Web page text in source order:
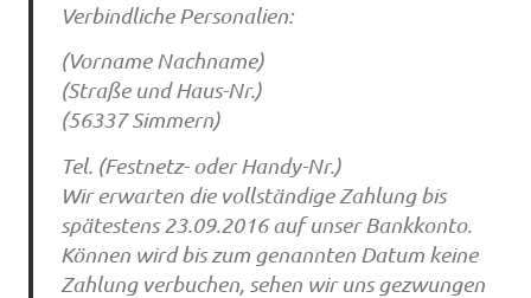
Verbindliche Personalien:
(Vorname Nachname)
(Straße und Haus-Nr.)
(56337 Simmern)
Tel. (Festnetz- oder Handy-Nr.)
Wir erwarten die vollständige Zahlung bis
spätestens 23.09.2016 auf unser Bankkonto.
Können wird bis zum genannten Datum keine
Zahlung verbuchen, sehen wir uns gezwungen